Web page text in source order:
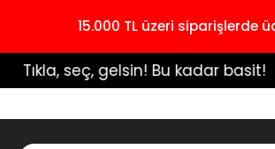
15.000 TL üzeri siparişlerde
️ Tıkla, seç, gelsin! Bu kadar basit!